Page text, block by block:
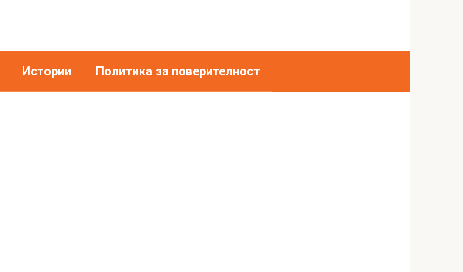
Истории Политика за поверителност